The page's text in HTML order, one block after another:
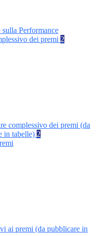
sulla Performance
dei premi 2
complessivo dei premi (da
in tabelle) 2
ai premi (da pubblicare in